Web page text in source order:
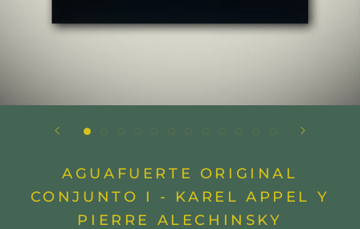
AGUAFUERTE ORIGINAL
CONJUNTO I - KAREL APPEL Y
PIERRE ALECHINSKY